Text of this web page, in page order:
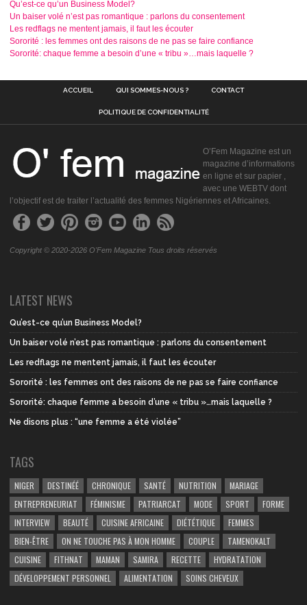
Qu’est-ce qu’un Business Model?
Un baiser volé n’est pas romantique : parlons du consentement
Les redflags ne mentent jamais, il faut les écouter
Sororité : les femmes ont des raisons de ne pas se faire confiance
Sororité: chaque femme a besoin d’une « tribu »…mais laquelle ?
ACCUEIL QUI SOMMES-NOUS ? CONTACT
POLITIQUE DE CONFIDENTIALITÉ
O’Fem Magazine est un
magazine d’informations
en ligne et sur papier ,
avec une WEBTV dont
l’objectif est de traiter l’actualité des femmes Nigériennes et Africaines.
Copyright © 2020-2026 O'Fem Magazine Tous droits réservés
LATEST NEWS
Qu’est-ce qu’un Business Model?
Un baiser volé n’est pas romantique : parlons du consentement
Les redflags ne mentent jamais, il faut les écouter
Sororité : les femmes ont des raisons de ne pas se faire confiance
Sororité: chaque femme a besoin d’une « tribu »…mais laquelle ?
Ne disons plus : “une femme a été violée”
TAGS
NIGER DESTINÉÉ CHRONIQUE SANTÉ NUTRITION
MARIAGE
ENTREPRENEURIAT
FÉMINISME PATRIARCAT MODE SPORT
FORME
INTERVIEW
BEAUTÉ CUISINE AFRICAINE DIÉTÉTIQUE
FEMMES
BIEN-ÊTRE
ON NE TOUCHE PAS À MON HOMME COUPLE
TAMENOKALT
CUISINE
FITHNAT MAMAN SAMIRA RECETTE
HYDRATATION
DÉVELOPPEMENT PERSONNEL
ALIMENTATION SOINS CHEVEUX